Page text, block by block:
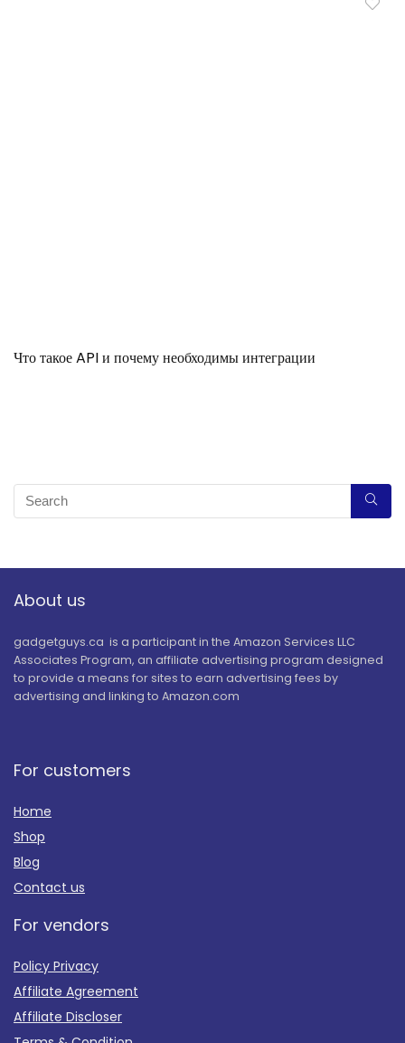
Что такое API и почему необходимы интеграции
About us
gadgetguys.ca is a participant in the Amazon Services LLC
Associates Program, an affiliate advertising program designed
to provide a means for sites to earn advertising fees by
advertising and linking to Amazon.com
For customers
Home
Shop
Blog
Contact us
For vendors
Policy Privacy
Affiliate Agreement
Affiliate Discloser